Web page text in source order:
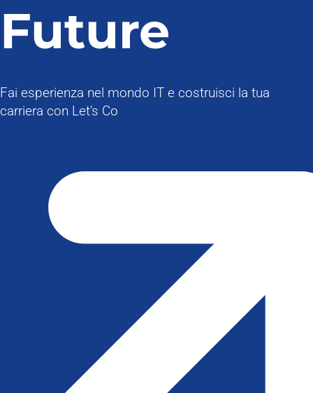
Future
Fai esperienza nel mondo IT e costruisci la tua
carriera con Let’s Co